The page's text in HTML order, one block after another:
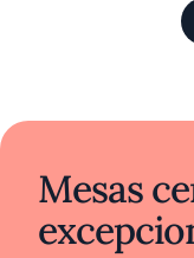
Mesas